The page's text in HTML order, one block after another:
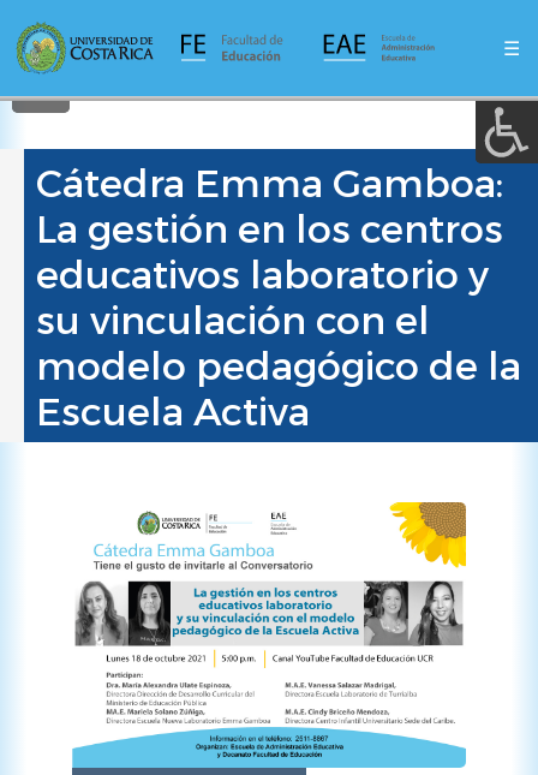
contenido
principal
☰
Cátedra Emma Gamboa:
La gestión en los centros
educativos laboratorio y
su vinculación con el
modelo pedagógico de la
Escuela Activa